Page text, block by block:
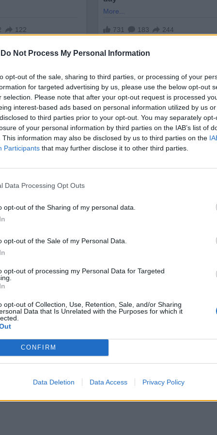
Do Not Process My Personal Information
opt-out of the sale, sharing to third parties, or processing of your
for targeted advertising by us, please use the below opt-out
selection. Please note that after your opt-out request is processed
interest-based ads based on personal information utilized by us
to third parties prior to your opt-out. You may separately
of your personal information by third parties on the IAB’s list of
This information may also be disclosed by us to third parties on the
Participants that may further disclose it to other third parties.
Data Processing Opt Outs
opt-out of the Sharing of my personal data.
opt-out of the Sale of my Personal Data.
opt-out of processing my Personal Data for Targeted
opt-out of Collection, Use, Retention, Sale, and/or Sharing
Data that Is Unrelated with the Purposes for which it
CONFIRM
Data Deletion Data Access Privacy Policy
услуги се е увеличил, но клиентите често
своите инвестиционни решения.
финансови институции вече
за екологично строителство.
НОВИНИ »
ВЪВ facebook
в: